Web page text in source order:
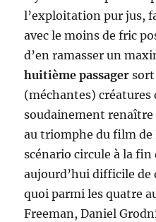
l’exploitation pur jus,
avec le moins de fric
d’en ramasser un
huitième passager sort
(méchantes) créatures
soudainement renaître
au triomphe du film de
scénario circule à la fin
aujourd’hui difficile de
quoi parmi les quatre
Freeman, Daniel